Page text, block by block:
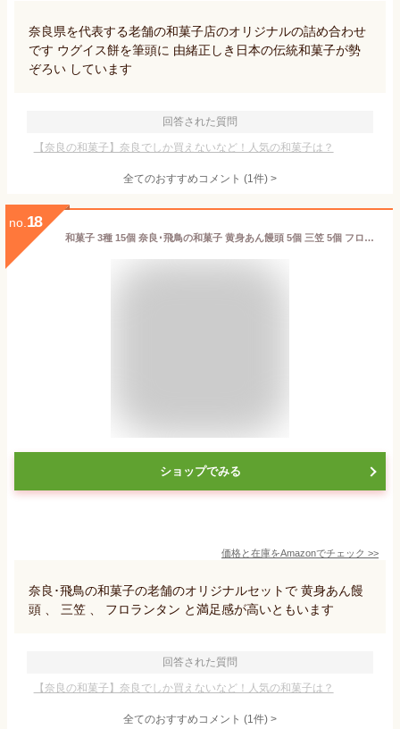
奈良県を代表する老舗の和菓子店のオリジナルの詰め合わせ
です ウグイス餅を筆頭に 由緒正しき日本の伝統和菓子が勢
ぞろい しています
回答された質問
【奈良の和菓子】奈良でしか買えないなど！人気の和菓子は？
全てのおすすめコメント (1件) >
no. 18
和菓子 3種 15個 奈良･飛鳥の和菓子 黄身あん饅頭 5個 三笠 5個 フロランタン 5個
ショップでみる
価格と在庫をAmazonでチェック >>
奈良･飛鳥の和菓子の老舗のオリジナルセットで 黄身あん饅
頭 、 三笠 、 フロランタン と満足感が高いともいます
回答された質問
【奈良の和菓子】奈良でしか買えないなど！人気の和菓子は？
全てのおすすめコメント (1件) >